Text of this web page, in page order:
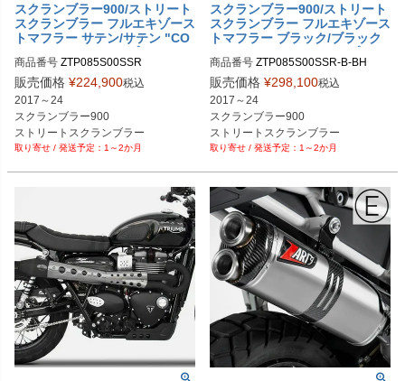
スクランブラー900/ストリート
スクランブラー フルエキゾース
トマフラー サテン/サテン "CO
商品番号 ZTP085S00SSR
販売価格 ¥224,900税込
2017～24
スクランブラー900
ストリートスクランブラー
レース用
1～2か月
スクランブラー900/ストリート
スクランブラー フルエキゾース
トマフラー ブラック/ブラック
D
商品番号 ZTP085S00SSR-B-BH
販売価格 ¥298,100税込
2017～24
スクランブラー900
ストリートスクランブラー
レース用
1～2か月